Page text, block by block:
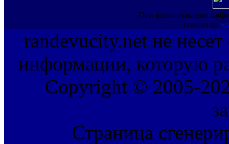
При использовании
ссылка на
randevucity.net не несет
информации, которую
Copyright © 2005-
Страница